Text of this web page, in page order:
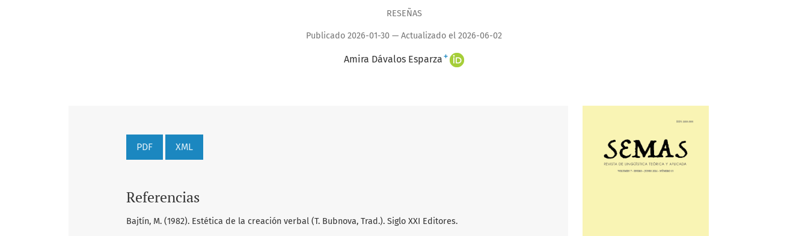
RESEÑAS
Publicado 2026-01-30 — Actualizado el 2026-06-02
Amira Dávalos Esparza +
PDF XML
Referencias
Bajtín, M. (1982). Estética de la creación verbal (T. Bubnova, Trad.). Siglo XXI Editores.